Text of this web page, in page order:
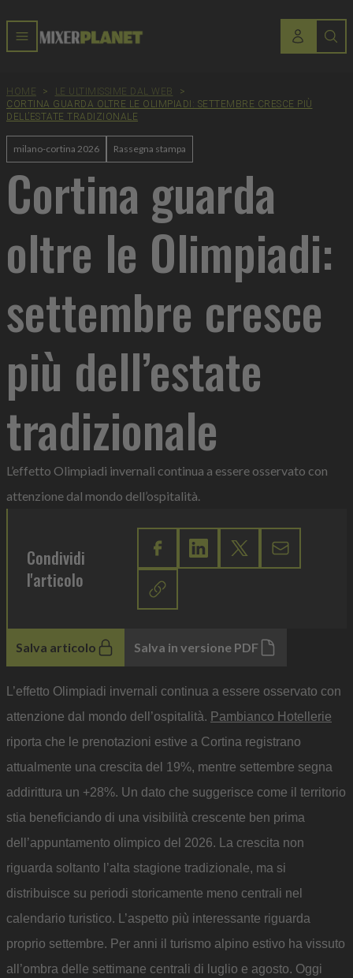
HOME > LE ULTIMISSIME DAL WEB
>
CORTINA GUARDA OLTRE LE OLIMPIADI: SETTEMBRE CRESCE PIÙ
DELL’ESTATE TRADIZIONALE
milano-cortina 2026 Rassegna stampa
Cortina guarda
oltre le Olimpiadi:
settembre cresce
più dell’estate
tradizionale
L’effetto Olimpiadi invernali continua a essere osservato con
attenzione dal mondo dell’ospitalità.
Condividi
l'articolo
Salva articolo Salva in versione PDF
L’effetto Olimpiadi invernali continua a essere osservato con
attenzione dal mondo dell’ospitalità. Pambianco Hotellerie
riporta che le prenotazioni estive a Cortina registrano
attualmente una crescita del 19%, mentre settembre segna
addirittura un +28%. Un dato che suggerisce come il territorio
stia beneficiando di una visibilità crescente ben prima
dell’appuntamento olimpico del 2026. La crescita non
riguarda soltanto l’alta stagione tradizionale, ma si
distribuisce su periodi storicamente meno centrali nel
calendario turistico. L’aspetto più interessante riguarda
proprio settembre. Per anni il turismo alpino estivo ha vissuto
all’ombra delle settimane centrali di luglio e agosto. Oggi